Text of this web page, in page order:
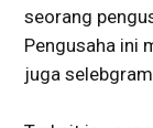
seorang
Pengusaha ini
juga